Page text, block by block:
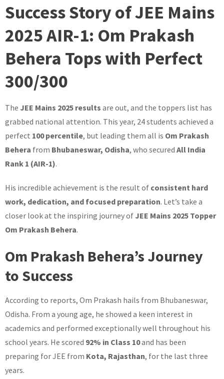
Success Story of JEE Mains
2025 AIR-1: Om Prakash
Behera Tops with Perfect
300/300
The JEE Mains 2025 results are out, and the toppers list has
grabbed national attention. This year, 24 students achieved a
perfect 100 percentile, but leading them all is Om Prakash
Behera from Bhubaneswar, Odisha, who secured All India
Rank 1 (AIR-1).
His incredible achievement is the result of consistent hard
work, dedication, and focused preparation. Let’s take a
closer look at the inspiring journey of JEE Mains 2025 Topper
Om Prakash Behera.
Om Prakash Behera’s Journey
to Success
According to reports, Om Prakash hails from Bhubaneswar,
Odisha. From a young age, he showed a keen interest in
academics and performed exceptionally well throughout his
school years. He scored 92% in Class 10and has been
preparing for JEE from Kota, Rajasthan, for the last three
years.